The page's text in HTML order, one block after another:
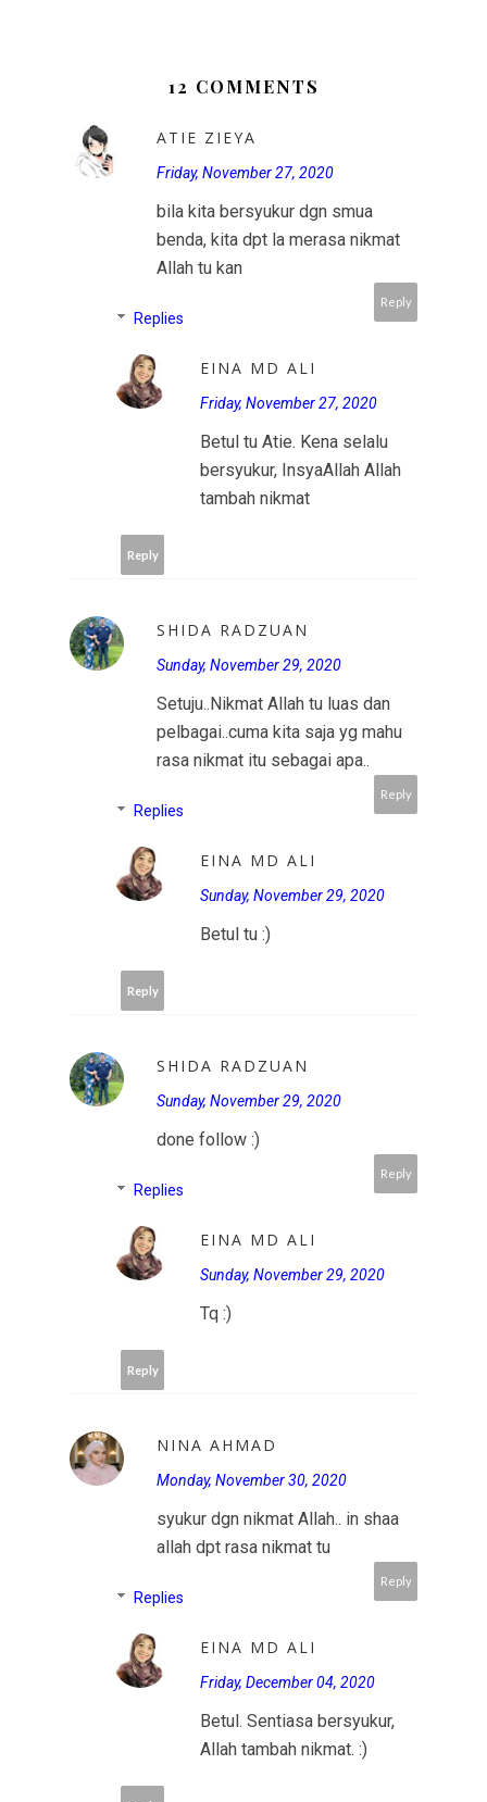
12 COMMENTS
ATIE ZIEYA
Friday, November 27, 2020
bila kita bersyukur dgn smua
benda, kita dpt la merasa nikmat
Allah tu kan
Reply
Replies
EINA MD ALI
Friday, November 27, 2020
Betul tu Atie. Kena selalu
bersyukur, InsyaAllah Allah
tambah nikmat
Reply
SHIDA RADZUAN
Sunday, November 29, 2020
Setuju..Nikmat Allah tu luas dan
pelbagai..cuma kita saja yg mahu
rasa nikmat itu sebagai apa..
Reply
Replies
EINA MD ALI
Sunday, November 29, 2020
Betul tu :)
Reply
SHIDA RADZUAN
Sunday, November 29, 2020
done follow :)
Reply
Replies
EINA MD ALI
Sunday, November 29, 2020
Tq :)
Reply
NINA AHMAD
Monday, November 30, 2020
syukur dgn nikmat Allah.. in shaa
allah dpt rasa nikmat tu
Reply
Replies
EINA MD ALI
Friday, December 04, 2020
Betul. Sentiasa bersyukur,
Allah tambah nikmat. :)